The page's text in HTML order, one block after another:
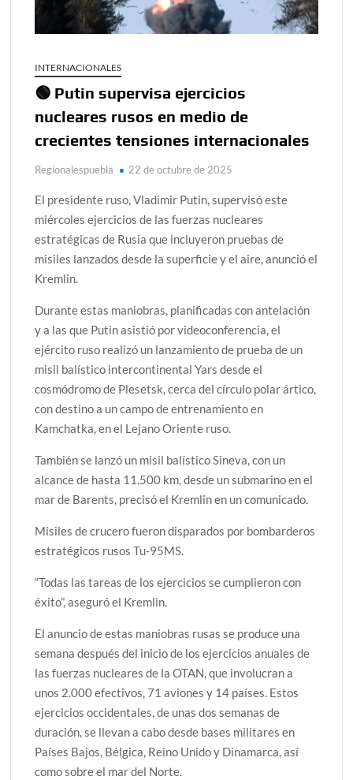
INTERNACIONALES
🟢 Putin supervisa ejercicios
nucleares rusos en medio de
crecientes tensiones internacionales
Regionalespuebla 22 de octubre de 2025
El presidente ruso, Vladimir Putin, supervisó este
miércoles ejercicios de las fuerzas nucleares
estratégicas de Rusia que incluyeron pruebas de
misiles lanzados desde la superficie y el aire, anunció el
Kremlin.
Durante estas maniobras, planificadas con antelación
y a las que Putin asistió por videoconferencia, el
ejército ruso realizó un lanzamiento de prueba de un
misil balístico intercontinental Yars desde el
cosmódromo de Plesetsk, cerca del círculo polar ártico,
con destino a un campo de entrenamiento en
Kamchatka, en el Lejano Oriente ruso.
También se lanzó un misil balístico Sineva, con un
alcance de hasta 11.500 km, desde un submarino en el
mar de Barents, precisó el Kremlin en un comunicado.
Misiles de crucero fueron disparados por bombarderos
estratégicos rusos Tu-95MS.
“Todas las tareas de los ejercicios se cumplieron con
éxito”, aseguró el Kremlin.
El anuncio de estas maniobras rusas se produce una
semana después del inicio de los ejercicios anuales de
las fuerzas nucleares de la OTAN, que involucran a
unos 2.000 efectivos, 71 aviones y 14 países. Estos
ejercicios occidentales, de unas dos semanas de
duración, se llevan a cabo desde bases militares en
Países Bajos, Bélgica, Reino Unido y Dinamarca, así
como sobre el mar del Norte.